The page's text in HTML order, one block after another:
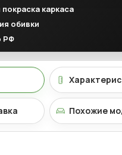
каркаса
обивки
РФ
Похожие